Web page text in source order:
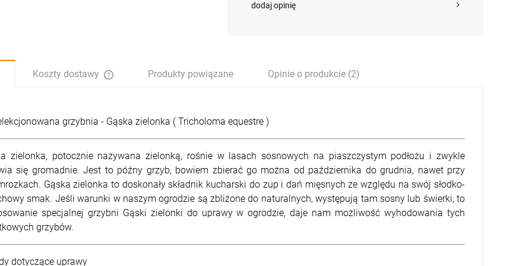
dodaj opinię
Koszty dostawy Produkty powiązane Opinie o produkcie (2)
grzybnia - Gąska zielonka ( Tricholoma equestre )
zielonka, potocznie nazywana zielonką, rośnie w lasach sosnowych na piaszczystym podłożu i zwykle
się gromadnie. Jest to późny grzyb, bowiem zbierać go można od października do grudnia, nawet przy
Gąska zielonka to doskonały składnik kucharski do zup i dań mięsnych ze względu na swój słodko-
smak. Jeśli warunki w naszym ogrodzie są zbliżone do naturalnych, występują tam sosny lub świerki, to
specjalnej grzybni Gąski zielonki do uprawy w ogrodzie, daje nam możliwość wyhodowania tych
grzybów.
dotyczące uprawy